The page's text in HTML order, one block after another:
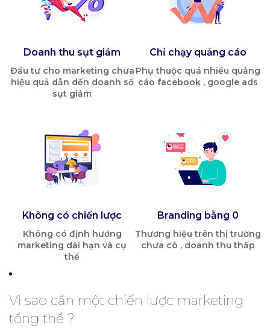
Doanh thu sụt giảm
Đầu tư cho marketing chưa
hiệu quả dẫn dến doanh số
sụt giảm
Chỉ chạy quảng cáo
Phụ thuộc quá nhiều quảng
cáo facebook , google ads
Không có chiến lược
Không có định hướng
marketing dài hạn và cụ
thể
Branding bằng 0
Thương hiệu trên thị trường
chưa có , doanh thu thấp
Vì sao cần một chiến lược marketing
tổng thể ?